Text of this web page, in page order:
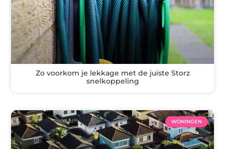
Zo voorkom je lekkage met de juiste Storz
snelkoppeling
WONINGEN